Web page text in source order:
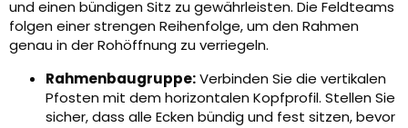
und einen bündigen Sitz zu gewährleisten. Die Feldteams
folgen einer strengen Reihenfolge, um den Rahmen
genau in der Rohöffnung zu verriegeln.
Rahmenbaugruppe:Verbinden Sie die vertikalen
Pfosten mit dem horizontalen Kopfprofil. Stellen Sie
sicher, dass alle Ecken bündig und fest sitzen, bevor